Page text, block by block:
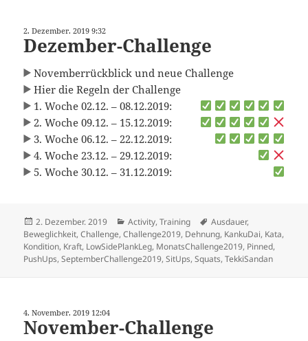
2. Dezember. 2019 9:32
Dezember-Challenge
Novemberrückblick und neue Challenge
Hier die Regeln der Challenge
1. Woche 02.12. – 08.12.2019:
2. Woche 09.12. – 15.12.2019:
3. Woche 06.12. – 22.12.2019:
4. Woche 23.12. – 29.12.2019:
5. Woche 30.12. – 31.12.2019:
Veröffentlicht
am
2. Dezember. 2019 Kategorien
Activity,Training Schlagwörter
Ausdauer,
Beweglichkeit,Challenge,Challenge2019, Dehnung, KankuDai, Kata,
Kondition, Kraft, LowSidePlankLeg, MonatsChallenge2019, Pinned,
PushUps,SeptemberChallenge2019,SitUps,Squats,TekkiSandan
4. November. 2019 12:04
November-Challenge